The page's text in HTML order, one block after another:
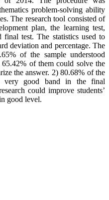
problem-solving ability
The research tool consisted of
plan, the learning test,
final test. The statistics used to
deviation and percentage. The
of the sample understood
of them could solve the
the answer. 2) 80.68% of the
very good band in the final
could improve students’
good level.